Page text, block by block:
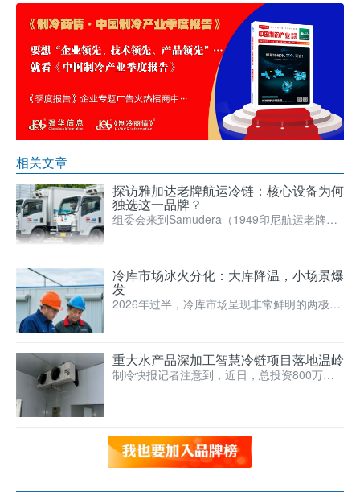
相关文章
探访雅加达老牌航运冷链：核心设备为何
独选这一品牌？
组委会来到Samudera（1949印尼航运老牌）×
冷库市场冰火分化：大库降温，小场景爆
发
2026年过半，冷库市场呈现非常鲜明的两极格
重大水产品深加工智慧冷链项目落地温岭
制冷快报记者注意到，近日，总投资800万美